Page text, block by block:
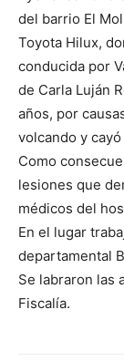
del barrio El
Toyota Hilux,
conducida por
de Carla Luján
años, por
volcando y
Como
lesiones que
médicos del
En el lugar
departamental
Se labraron las
Fiscalía.